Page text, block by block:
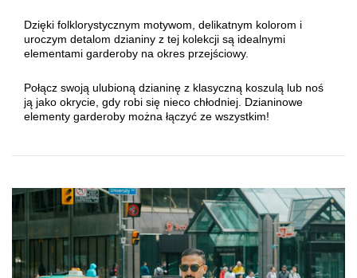
Dzięki folklorystycznym motywom, delikatnym kolorom i
uroczym detalom dzianiny z tej kolekcji są idealnymi
elementami garderoby na okres przejściowy.
Połącz swoją ulubioną dzianinę z klasyczną koszulą lub noś
ją jako okrycie, gdy robi się nieco chłodniej. Dzianinowe
elementy garderoby można łączyć ze wszystkim!